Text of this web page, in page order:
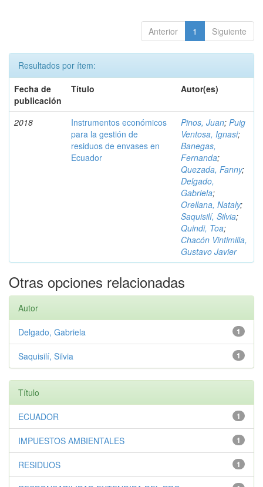
Anterior 1 Siguiente
Resultados por ítem:
Fecha de
publicación
Título Autor(es)
2018
Instrumentos económicos
para la gestión de
residuos de envases en
Ecuador
Pinos, Juan; Puig
Ventosa, Ignasi;
Banegas,
Fernanda;
Quezada, Fanny;
Delgado,
Gabriela;
Orellana, Nataly;
Saquisilí, Silvia;
Quindi, Toa;
Chacón Vintimilla,
Gustavo Javier
Otras opciones relacionadas
Autor
1
Delgado, Gabriela
1
Saquisilí, Silvia
Título
1
ECUADOR
1
IMPUESTOS AMBIENTALES
1
RESIDUOS